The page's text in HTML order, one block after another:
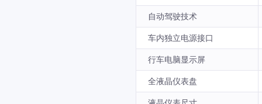
自动驾驶技术
车内独立电源接口
行车电脑显示屏
全液晶仪表盘